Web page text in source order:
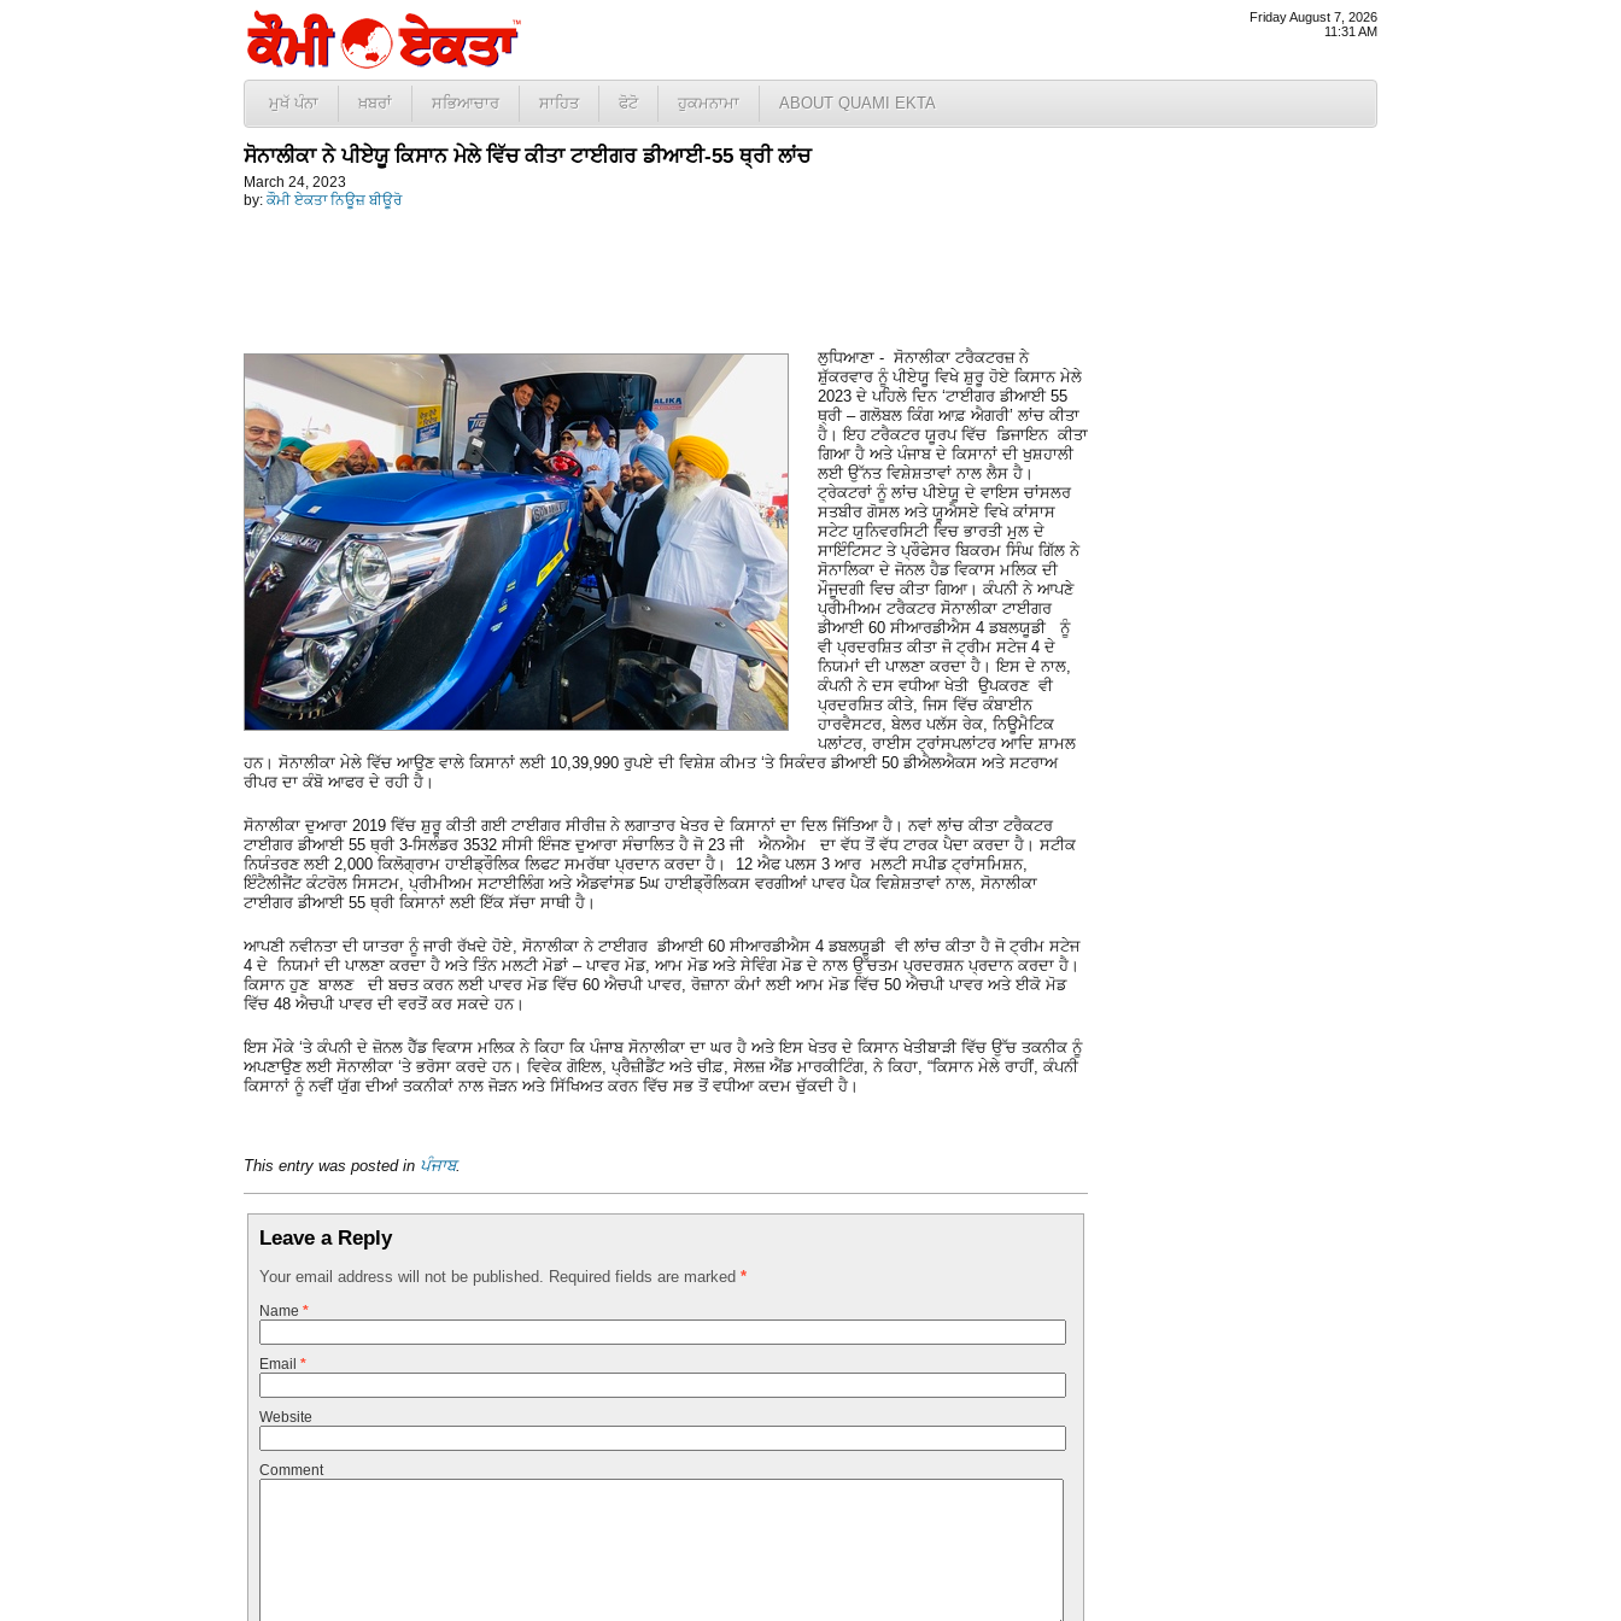
Friday August 7, 2026
11:31 AM
ਮੁਖੱ ਪੰਨਾ ਖ਼ਬਰਾਂ ਸਭਿਆਚਾਰ ਸਾਹਿਤ ਫੋਟੋ ਹੁਕਮਨਾਮਾ ABOUT QUAMI EKTA
ਸੋਨਾਲੀਕਾ ਨੇ ਪੀਏਯੂ ਕਿਸਾਨ ਮੇਲੇ ਵਿੱਚ ਕੀਤਾ ਟਾਈਗਰ ਡੀਆਈ-55 ਥ੍ਰੀ ਲਾਂਚ
March 24, 2023
by: ਕੌਮੀ ਏਕਤਾ ਨਿਊਜ਼ ਬੀਊਰੋ
ਲੁਧਿਆਣਾ - ਸੋਨਾਲੀਕਾ ਟਰੈਕਟਰਜ਼ ਨੇ
ਸ਼ੁੱਕਰਵਾਰ ਨੂੰ ਪੀਏਯੂ ਵਿਖੇ ਸ਼ੁਰੂ ਹੋਏ ਕਿਸਾਨ ਮੇਲੇ
2023 ਦੇ ਪਹਿਲੇ ਦਿਨ ‘ਟਾਈਗਰ ਡੀਆਈ 55
ਥ੍ਰੀ – ਗਲੋਬਲ ਕਿੰਗ ਆਫ਼ ਐਗਰੀ’ ਲਾਂਚ ਕੀਤਾ
ਹੈ। ਇਹ ਟਰੈਕਟਰ ਯੂਰਪ ਵਿੱਚ ਡਿਜਾਇਨ ਕੀਤਾ
ਗਿਆ ਹੈ ਅਤੇ ਪੰਜਾਬ ਦੇ ਕਿਸਾਨਾਂ ਦੀ ਖੁਸ਼ਹਾਲੀ
ਲਈ ਉੱਨਤ ਵਿਸ਼ੇਸ਼ਤਾਵਾਂ ਨਾਲ ਲੈਸ ਹੈ।
ਟ੍ਰੇਕਟਰਾਂ ਨੂੰ ਲਾਂਚ ਪੀਏਯੂ ਦੇ ਵਾਇਸ ਚਾਂਸਲਰ
ਸਤਬੀਰ ਗੋਸਲ ਅਤੇ ਯੂਐਸਏ ਵਿਖੇ ਕਾਂਸਾਸ
ਸਟੇਟ ਯੁਨਿਵਰਸਿਟੀ ਵਿਚ ਭਾਰਤੀ ਮੁਲ ਦੇ
ਸਾਇੰਟਿਸਟ ਤੇ ਪ੍ਰੌਫੇਸਰ ਬਿਕਰਮ ਸਿੰਘ ਗਿੱਲ ਨੇ
ਸੋਨਾਲਿਕਾ ਦੇ ਜੋਨਲ ਹੈਡ ਵਿਕਾਸ ਮਲਿਕ ਦੀ
ਮੌਜੂਦਗੀ ਵਿਚ ਕੀਤਾ ਗਿਆ। ਕੰਪਨੀ ਨੇ ਆਪਣੇ
ਪ੍ਰੀਮੀਅਮ ਟਰੈਕਟਰ ਸੋਨਾਲੀਕਾ ਟਾਈਗਰ
ਡੀਆਈ 60 ਸੀਆਰਡੀਐਸ 4 ਡਬਲਯੂਡੀ ਨੂੰ
ਵੀ ਪ੍ਰਦਰਸ਼ਿਤ ਕੀਤਾ ਜੋ ਟ੍ਰੀਮ ਸਟੇਜ 4 ਦੇ
ਨਿਯਮਾਂ ਦੀ ਪਾਲਣਾ ਕਰਦਾ ਹੈ। ਇਸ ਦੇ ਨਾਲ,
ਕੰਪਨੀ ਨੇ ਦਸ ਵਧੀਆ ਖੇਤੀ ਉਪਕਰਣ ਵੀ
ਪ੍ਰਦਰਸ਼ਿਤ ਕੀਤੇ, ਜਿਸ ਵਿੱਚ ਕੰਬਾਈਨ
ਹਾਰਵੈਸਟਰ, ਬੇਲਰ ਪਲੱਸ ਰੇਕ, ਨਿਊਮੈਟਿਕ
ਪਲਾਂਟਰ, ਰਾਈਸ ਟ੍ਰਾਂਸਪਲਾਂਟਰ ਆਦਿ ਸ਼ਾਮਲ
ਹਨ। ਸੋਨਾਲੀਕਾ ਮੇਲੇ ਵਿੱਚ ਆਉਣ ਵਾਲੇ ਕਿਸਾਨਾਂ ਲਈ 10,39,990 ਰੁਪਏ ਦੀ ਵਿਸ਼ੇਸ਼ ਕੀਮਤ ‘ਤੇ ਸਿਕੰਦਰ ਡੀਆਈ 50 ਡੀਐਲਐਕਸ ਅਤੇ ਸਟਰਾਅ
ਰੀਪਰ ਦਾ ਕੰਬੋ ਆਫਰ ਦੇ ਰਹੀ ਹੈ।
ਸੋਨਾਲੀਕਾ ਦੁਆਰਾ 2019 ਵਿੱਚ ਸ਼ੁਰੂ ਕੀਤੀ ਗਈ ਟਾਈਗਰ ਸੀਰੀਜ਼ ਨੇ ਲਗਾਤਾਰ ਖੇਤਰ ਦੇ ਕਿਸਾਨਾਂ ਦਾ ਦਿਲ ਜਿੱਤਿਆ ਹੈ। ਨਵਾਂ ਲਾਂਚ ਕੀਤਾ ਟਰੈਕਟਰ
ਟਾਈਗਰ ਡੀਆਈ 55 ਥ੍ਰੀ 3-ਸਿਲੰਡਰ 3532 ਸੀਸੀ ਇੰਜਣ ਦੁਆਰਾ ਸੰਚਾਲਿਤ ਹੈ ਜੋ 23 ਜੀ ਐਨਐਮ ਦਾ ਵੱਧ ਤੋਂ ਵੱਧ ਟਾਰਕ ਪੈਦਾ ਕਰਦਾ ਹੈ। ਸਟੀਕ
ਨਿਯੰਤਰਣ ਲਈ 2,000 ਕਿਲੋਗ੍ਰਾਮ ਹਾਈਡ੍ਰੌਲਿਕ ਲਿਫਟ ਸਮਰੱਥਾ ਪ੍ਰਦਾਨ ਕਰਦਾ ਹੈ। 12 ਐਫ ਪਲਸ 3 ਆਰ ਮਲਟੀ ਸਪੀਡ ਟ੍ਰਾਂਸਮਿਸ਼ਨ,
ਇੰਟੈਲੀਜੈਂਟ ਕੰਟਰੋਲ ਸਿਸਟਮ, ਪ੍ਰੀਮੀਅਮ ਸਟਾਈਲਿੰਗ ਅਤੇ ਐਡਵਾਂਸਡ 5ਘ ਹਾਈਡ੍ਰੌਲਿਕਸ ਵਰਗੀਆਂ ਪਾਵਰ ਪੈਕ ਵਿਸ਼ੇਸ਼ਤਾਵਾਂ ਨਾਲ, ਸੋਨਾਲੀਕਾ
ਟਾਈਗਰ ਡੀਆਈ 55 ਥ੍ਰੀ ਕਿਸਾਨਾਂ ਲਈ ਇੱਕ ਸੱਚਾ ਸਾਥੀ ਹੈ।
ਆਪਣੀ ਨਵੀਨਤਾ ਦੀ ਯਾਤਰਾ ਨੂੰ ਜਾਰੀ ਰੱਖਦੇ ਹੋਏ, ਸੋਨਾਲੀਕਾ ਨੇ ਟਾਈਗਰ ਡੀਆਈ 60 ਸੀਆਰਡੀਐਸ 4 ਡਬਲਯੂਡੀ ਵੀ ਲਾਂਚ ਕੀਤਾ ਹੈ ਜੋ ਟ੍ਰੀਮ ਸਟੇਜ
4 ਦੇ ਨਿਯਮਾਂ ਦੀ ਪਾਲਣਾ ਕਰਦਾ ਹੈ ਅਤੇ ਤਿੰਨ ਮਲਟੀ ਮੋਡਾਂ – ਪਾਵਰ ਮੋਡ, ਆਮ ਮੋਡ ਅਤੇ ਸੇਵਿੰਗ ਮੋਡ ਦੇ ਨਾਲ ਉੱਚਤਮ ਪ੍ਰਦਰਸ਼ਨ ਪ੍ਰਦਾਨ ਕਰਦਾ ਹੈ।
ਕਿਸਾਨ ਹੁਣ ਬਾਲਣ ਦੀ ਬਚਤ ਕਰਨ ਲਈ ਪਾਵਰ ਮੋਡ ਵਿੱਚ 60 ਐਚਪੀ ਪਾਵਰ, ਰੋਜ਼ਾਨਾ ਕੰਮਾਂ ਲਈ ਆਮ ਮੋਡ ਵਿੱਚ 50 ਐਚਪੀ ਪਾਵਰ ਅਤੇ ਈਕੋ ਮੋਡ
ਵਿੱਚ 48 ਐਚਪੀ ਪਾਵਰ ਦੀ ਵਰਤੋਂ ਕਰ ਸਕਦੇ ਹਨ।
ਇਸ ਮੌਕੇ ‘ਤੇ ਕੰਪਨੀ ਦੇ ਜ਼ੋਨਲ ਹੈੱਡ ਵਿਕਾਸ ਮਲਿਕ ਨੇ ਕਿਹਾ ਕਿ ਪੰਜਾਬ ਸੋਨਾਲੀਕਾ ਦਾ ਘਰ ਹੈ ਅਤੇ ਇਸ ਖੇਤਰ ਦੇ ਕਿਸਾਨ ਖੇਤੀਬਾੜੀ ਵਿੱਚ ਉੱਚ ਤਕਨੀਕ ਨੂੰ
ਅਪਣਾਉਣ ਲਈ ਸੋਨਾਲੀਕਾ ‘ਤੇ ਭਰੋਸਾ ਕਰਦੇ ਹਨ। ਵਿਵੇਕ ਗੋਇਲ, ਪ੍ਰੈਜ਼ੀਡੈਂਟ ਅਤੇ ਚੀਫ਼, ਸੇਲਜ਼ ਐਂਡ ਮਾਰਕੀਟਿੰਗ, ਨੇ ਕਿਹਾ, “ਕਿਸਾਨ ਮੇਲੇ ਰਾਹੀਂ, ਕੰਪਨੀ
ਕਿਸਾਨਾਂ ਨੂੰ ਨਵੀਂ ਯੁੱਗ ਦੀਆਂ ਤਕਨੀਕਾਂ ਨਾਲ ਜੋੜਨ ਅਤੇ ਸਿੱਖਿਅਤ ਕਰਨ ਵਿੱਚ ਸਭ ਤੋਂ ਵਧੀਆ ਕਦਮ ਚੁੱਕਦੀ ਹੈ।
This entry was posted in ਪੰਜਾਬ.
Leave a Reply
Your email address will not be published. Required fields are marked *
Name *
Email *
Website
Comment